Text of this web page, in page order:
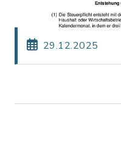
29.12.2025